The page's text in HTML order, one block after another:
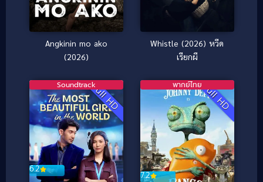
Angkinin mo ako
(2026)
Whistle (2026) หวีด
เรียกผี
Full HD
6.2
Soundtrack Full HD
7.2
พากย์ไทย